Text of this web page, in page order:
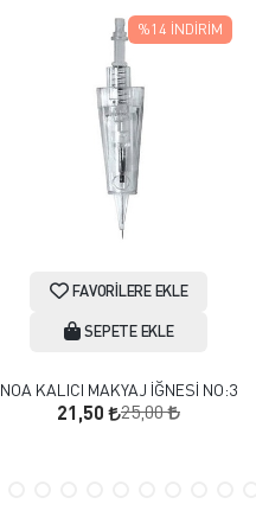
FAVORILERE EKLE
SEPETE EKLE
NOA KALICI MAKYAJ İĞNESİ NO:3
21,50 25,00
%14 İNDIRIM